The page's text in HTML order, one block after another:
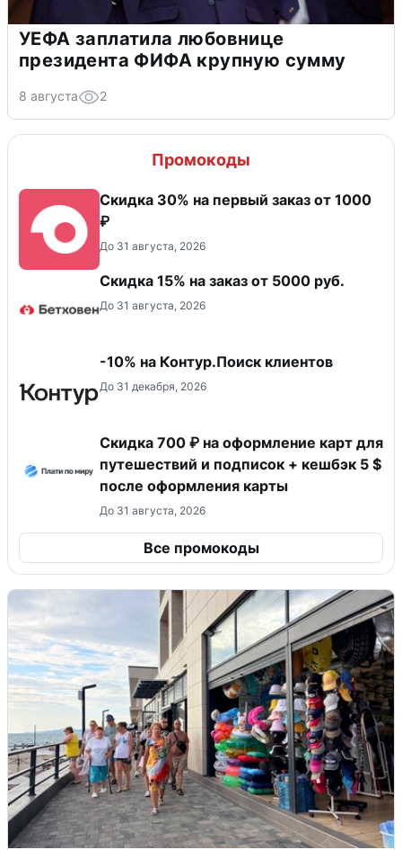
УЕФА заплатила любовнице
президента ФИФА крупную сумму
8 августа 2
Промокоды
Скидка 30% на первый заказ от 1000
₽
До 31 августа, 2026
Скидка 15% на заказ от 5000 руб.
До 31 августа, 2026
-10% на Контур.Поиск клиентов
До 31 декабря, 2026
Скидка 700 ₽ на оформление карт для
путешествий и подписок + кешбэк 5 $
после оформления карты
До 31 августа, 2026
Все промокоды